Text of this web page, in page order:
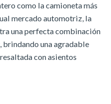
como la camioneta más
mercado automotriz, la
una perfecta combinación
una agradable
con asientos